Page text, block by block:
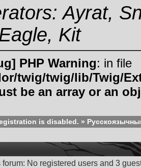
Ayrat,
, Kit
PHP Warning: in file
twig/twig/lib/Twig/
be an array or an
is disabled. »
No registered users and 3